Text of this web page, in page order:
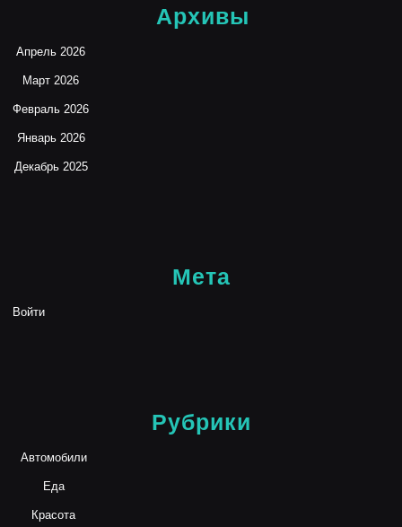
Архивы
Апрель 2026
Март 2026
Февраль 2026
Январь 2026
Декабрь 2025
Мета
Войти
Рубрики
Автомобили
Еда
Красота